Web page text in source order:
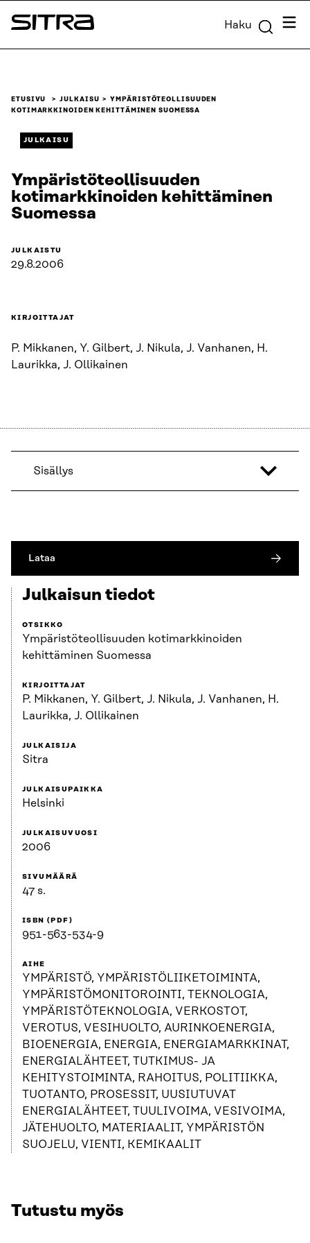
Siirry
suoraan
Sitra Haku
ETUSIVU JULKAISU
YMPÄRISTÖTEOLLISUUDEN
KOTIMARKKINOIDEN KEHITTÄMINEN SUOMESSA
JULKAISU
Ympäristöteollisuuden
kotimarkkinoiden kehittäminen
Suomessa
JULKAISTU
29.8.2006
KIRJOITTAJAT
P. Mikkanen, Y. Gilbert, J. Nikula, J. Vanhanen, H.
Laurikka, J. Ollikainen
Sisällys
Lataa
Julkaisun tiedot
OTSIKKO
Ympäristöteollisuuden kotimarkkinoiden
kehittäminen Suomessa
KIRJOITTAJAT
P. Mikkanen, Y. Gilbert, J. Nikula, J. Vanhanen, H.
Laurikka, J. Ollikainen
JULKAISIJA
Sitra
JULKAISUPAIKKA
Helsinki
JULKAISUVUOSI
2006
SIVUMÄÄRÄ
47 s.
ISBN (PDF)
951-563-534-9
AIHE
YMPÄRISTÖ, YMPÄRISTÖLIIKETOIMINTA,
YMPÄRISTÖMONITOROINTI, TEKNOLOGIA,
YMPÄRISTÖTEKNOLOGIA, VERKOSTOT,
VEROTUS, VESIHUOLTO, AURINKOENERGIA,
BIOENERGIA, ENERGIA, ENERGIAMARKKINAT,
ENERGIALÄHTEET, TUTKIMUS- JA
KEHITYSTOIMINTA, RAHOITUS, POLITIIKKA,
TUOTANTO, PROSESSIT, UUSIUTUVAT
ENERGIALÄHTEET, TUULIVOIMA, VESIVOIMA,
JÄTEHUOLTO, MATERIAALIT, YMPÄRISTÖN
SUOJELU, VIENTI, KEMIKAALIT
Tutustu myös